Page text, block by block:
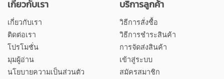
เกี่ยวกับเรา
เกี่ยวกับเรา
ติดต่อเรา
โปรโมชั่น
มุมผู้อ่าน
นโยบายความเป็นส่วนตัว
บริการลูกค้า
วิธีการสั่งซื้อ
วิธีการชำระสินค้า
การจัดส่งสินค้า
เข้าสู่ระบบ
สมัครสมาชิก